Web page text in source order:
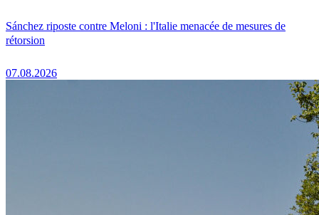
Sánchez riposte contre Meloni : l'Italie menacée de mesures de
rétorsion
07.08.2026